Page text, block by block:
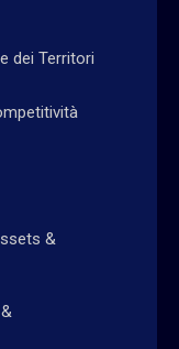
dei Territori
&